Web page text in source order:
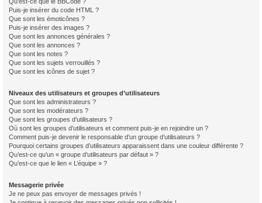
Puis-je insérer du code HTML ?
Que sont les émoticônes ?
Puis-je insérer des images ?
Que sont les annonces générales ?
Que sont les annonces ?
Que sont les notes ?
Que sont les sujets verrouillés ?
Que sont les icônes de sujet ?
Niveaux des utilisateurs et groupes d’utilisateurs
Que sont les administrateurs ?
Que sont les modérateurs ?
Que sont les groupes d’utilisateurs ?
Où sont les groupes d’utilisateurs et comment puis-je en rejoindre un ?
Comment puis-je devenir le responsable d’un groupe d’utilisateurs ?
Pourquoi certains groupes d’utilisateurs apparaissent dans une couleur différente ?
Qu’est-ce qu’un « groupe d’utilisateurs par défaut » ?
Qu’est-ce que le lien « L’équipe » ?
Messagerie privée
Je ne peux pas envoyer de messages privés !